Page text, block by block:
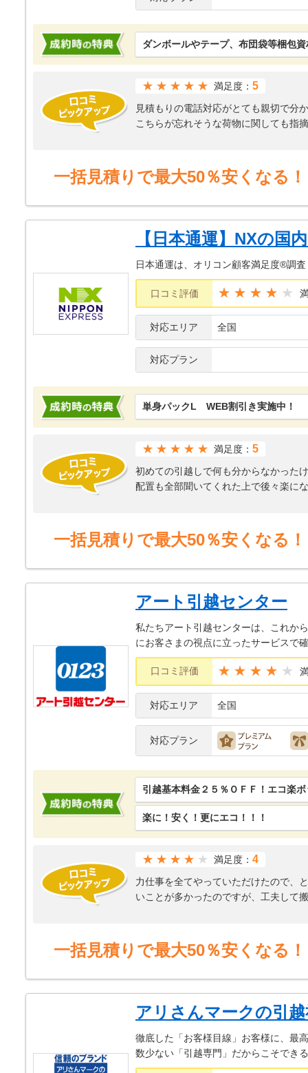
ダンボールやテープ、布団袋等梱包
★★★★★ 満足度： 5
見積もりの電話対応がとても親切で分
こちらが忘れそうな荷物に関しても指
見積もり以外の物も嫌な顔せず、詰め
一括見積りで最大50％安くなる！
【日本通運】NXの国
日本通運は、オリコン顧客満足度®調
口コミ評価 ★★★★
対応エリア 全国
対応プラン
単身パックL WEB割引き実施中！
★★★★★ 満足度： 5
初めての引越しで何も分からなかった
配置も全部聞いてくれた上で後々楽に
一括見積りで最大50％安くなる！
アート引越センター
私たちアート引越センターは、これか
にお客さまの視点に立ったサービスで
口コミ評価 ★★★★
対応エリア 全国
対応プラン
引越基本料金２５％ＯＦＦ！エコ楽
楽に！安く！更にエコ！！！
★★★★ 満足度： 4
力仕事を全てやっていただけたので、
いことが多かったのですが、工夫して
一括見積りで最大50％安くなる！
アリさんマークの引
徹底した「お客様目線」お客様に、最
数少ない「引越専門」だからこそでき